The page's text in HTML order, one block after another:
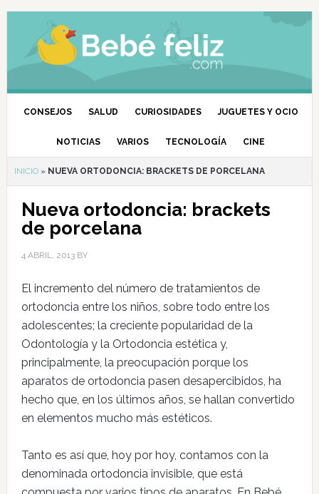
CONSEJOS SALUD CURIOSIDADES JUGUETES Y OCIO
NOTICIAS VARIOS TECNOLOGÍA CINE
INICIO» NUEVA ORTODONCIA: BRACKETS DE PORCELANA
Nueva ortodoncia: brackets
de porcelana
4 ABRIL, 2013BY
El incremento del número de tratamientos de
ortodoncia entre los niños, sobre todo entre los
adolescentes; la creciente popularidad de la
Odontología y la Ortodoncia estética y,
principalmente, la preocupación porque los
aparatos de ortodoncia pasen desapercibidos, ha
hecho que, en los últimos años, se hallan convertido
en elementos mucho más estéticos.
Tanto es así que, hoy por hoy, contamos con la
denominada ortodoncia invisible, que está